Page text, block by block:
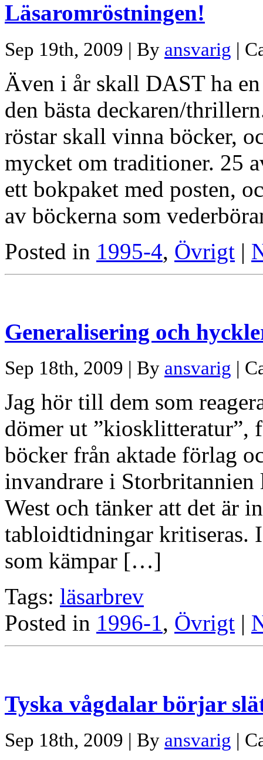
Läsaromröstningen!
Sep 19th, 2009 | By ansvarig |
Även i år skall DAST ha
den bästa deckaren/
röstar skall vinna böcker,
mycket om traditioner. 25
ett bokpaket med posten,
av böckerna som
Posted in 1995-4, Övrigt |
Generalisering och
Sep 18th, 2009 | By ansvarig |
Jag hör till dem som
dömer ut ”kiosklitteratur”,
böcker från aktade förlag
invandrare i Storbritannien
West och tänker att det är
tabloidtidningar kritiseras.
som kämpar […]
Tags: läsarbrev
Posted in 1996-1, Övrigt |
Tyska vågdalar börjar
Sep 18th, 2009 | By ansvarig |